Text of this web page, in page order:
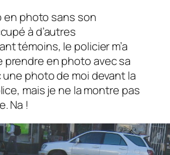
en photo sans son
à d’autres
témoins, le policier m’a
prendre en photo avec sa
une photo de moi devant la
mais je ne la montre pas
Na !